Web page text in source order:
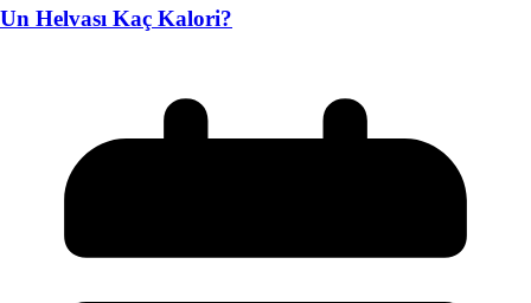
Un Helvası Kaç Kalori?